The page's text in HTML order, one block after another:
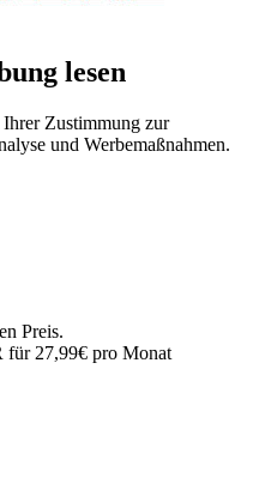
lesen
Zustimmung zur
und Werbemaßnahmen.
Preis.
für 27,99€ pro Monat